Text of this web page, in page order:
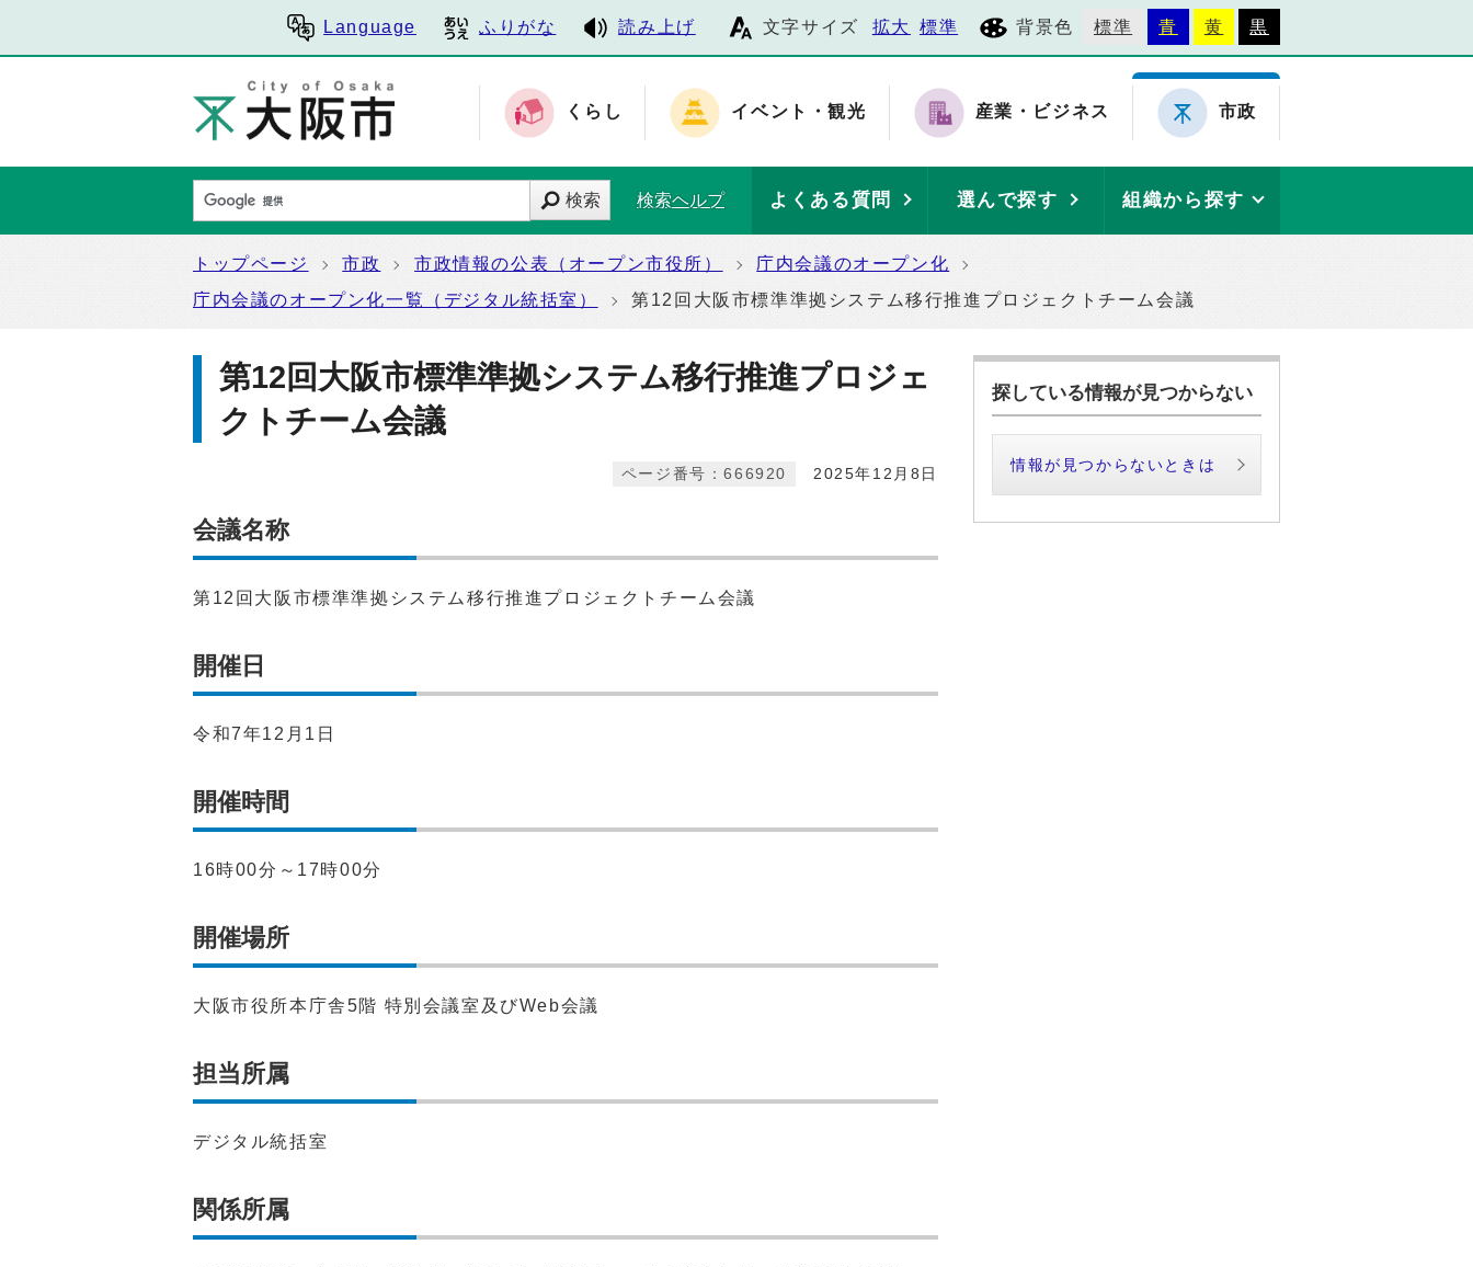
Language ふりがな 読み上げ 文字サイズ 拡大 標準 背景色 標準 青 黄 黒
くらし イベント・観光 産業・ビジネス 市政
検索 検索ヘルプ よくある質問 選んで探す 組織から探す
トップページ 市政 市政情報の公表（オープン市役所）
庁内会議のオープン化
庁内会議のオープン化一覧（デジタル統括室）
第12回大阪市標準準拠システム移行推進プロジェクトチーム会議
第12回大阪市標準準拠システム移行推進プロジェ
クトチーム会議
2025年12月8日
ページ番号：666920
会議名称
第12回大阪市標準準拠システム移行推進プロジェクトチーム会議
開催日
令和7年12月1日
開催時間
16時00分～17時00分
開催場所
大阪市役所本庁舎5階 特別会議室及びWeb会議
担当所属
デジタル統括室
関係所属
探している情報が見つからない
情報が見つからないときは